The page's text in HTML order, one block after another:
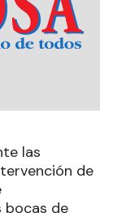
las
de
bocas de